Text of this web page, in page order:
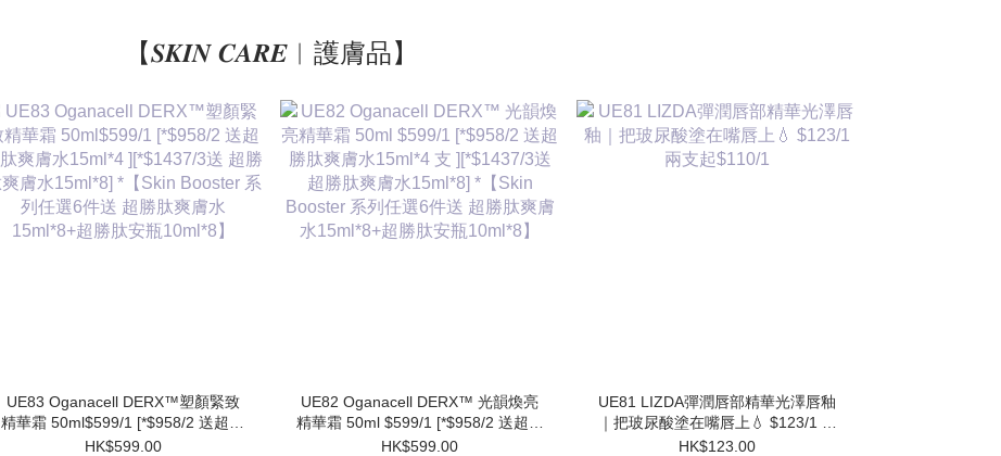
【𝑺𝑲𝑰𝑵 𝑪𝑨𝑹𝑬︱護膚品】
UE83 Oganacell DERX™塑顏緊致
精華霜 50ml$599/1 [*$958/2 送超勝
肽爽膚水15ml*4 ][*$1437/3送 超勝
HK$599.00
UE82 Oganacell DERX™ 光韻煥亮
精華霜 50ml $599/1 [*$958/2 送超勝
肽爽膚水15ml*4 支 ][*$1437/3送 超
HK$599.00
UE81 LIZDA彈潤唇部精華光澤唇釉
｜把玻尿酸塗在嘴唇上💧 $123/1 兩
支起$110/1
HK$123.00